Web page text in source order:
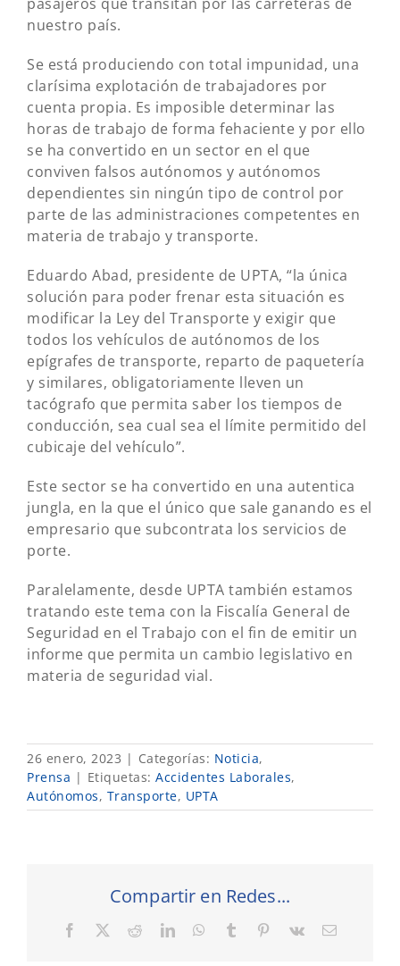
nuestro país.
Se está produciendo con total impunidad, una
clarísima explotación de trabajadores por
cuenta propia. Es imposible determinar las
horas de trabajo de forma fehaciente y por ello
se ha convertido en un sector en el que
conviven falsos autónomos y autónomos
dependientes sin ningún tipo de control por
parte de las administraciones competentes en
materia de trabajo y transporte.
Eduardo Abad, presidente de UPTA, “la única
solución para poder frenar esta situación es
modificar la Ley del Transporte y exigir que
todos los vehículos de autónomos de los
epígrafes de transporte, reparto de paquetería
y similares, obligatoriamente lleven un
tacógrafo que permita saber los tiempos de
conducción, sea cual sea el límite permitido del
cubicaje del vehículo”.
Este sector se ha convertido en una autentica
jungla, en la que el único que sale ganando es el
empresario que subcontrata los servicios de
porte.
Paralelamente, desde UPTA también estamos
tratando este tema con la Fiscalía General de
Seguridad en el Trabajo con el fin de emitir un
informe que permita un cambio legislativo en
materia de seguridad vial.
26 enero, 2023 | Categorías: Noticia,
Prensa | Etiquetas: Accidentes Laborales,
Autónomos, Transporte, UPTA
Compartir en Redes...
Facebook RedditLinkedInWhatsApp
Tumblr Pinterest
Vk
Correo